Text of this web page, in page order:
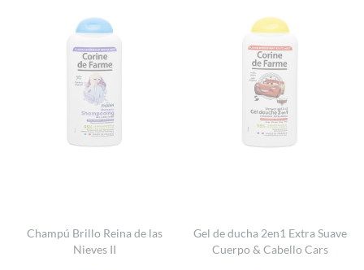
Champú Brillo Reina de las
Nieves II
Gel de ducha 2en1 Extra Suave
Cuerpo & Cabello Cars